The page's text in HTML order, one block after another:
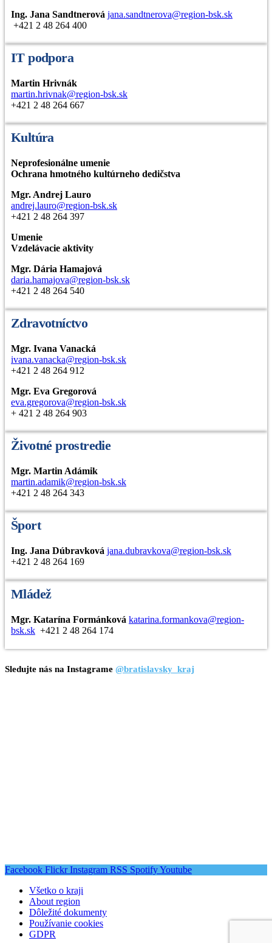
Ing. Jana Sandtnerová jana.sandtnerova@region-bsk.sk
+421 2 48 264 400
IT podpora
Martin Hrivnák
martin.hrivnak@region-bsk.sk
+421 2 48 264 667
Kultúra
Neprofesionálne umenie
Ochrana hmotného kultúrneho dedičstva
Mgr. Andrej Lauro
andrej.lauro@region-bsk.sk
+421 2 48 264 397
Umenie
Vzdelávacie aktivity
Mgr. Dária Hamajová
daria.hamajova@region-bsk.sk
+421 2 48 264 540
Zdravotníctvo
Mgr. Ivana Vanacká
ivana.vanacka@region-bsk.sk
+421 2 48 264 912
Mgr. Eva Gregorová
eva.gregorova@region-bsk.sk
+ 421 2 48 264 903
Životné prostredie
Mgr. Martin Adámik
martin.adamik@region-bsk.sk
+421 2 48 264 343
Šport
Ing. Jana Dúbravková jana.dubravkova@region-bsk.sk
+421 2 48 264 169
Mládež
Mgr. Katarína Formánková katarina.formankova@region-
bsk.sk +421 2 48 264 174
Sledujte nás na Instagrame @bratislavsky_kraj
Facebook Flickr Instagram RSS SpotifyYoutube
Všetko o kraji
About region
Dôležité dokumenty
Používanie cookies
GDPR